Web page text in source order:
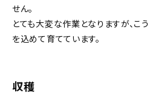
せん。
とても大変な作業となりますが、こ
を込めて育てています。
収穫